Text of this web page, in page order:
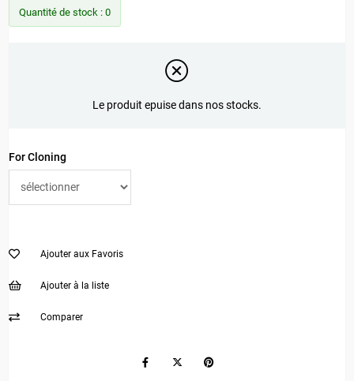
Quantité de stock : 0
Le produit epuise dans nos stocks.
For Cloning
Ajouter aux Favoris
Ajouter à la liste
Comparer